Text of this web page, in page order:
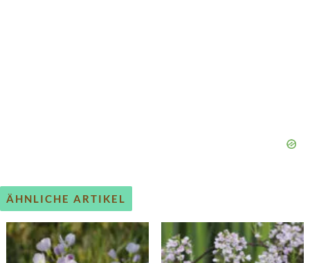
ÄHNLICHE ARTIKEL